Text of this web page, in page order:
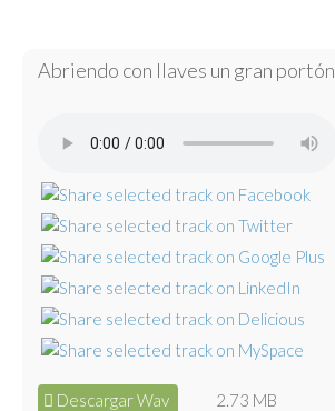
Abriendo con llaves un gran portón
Descargar Wav 2.73 MB